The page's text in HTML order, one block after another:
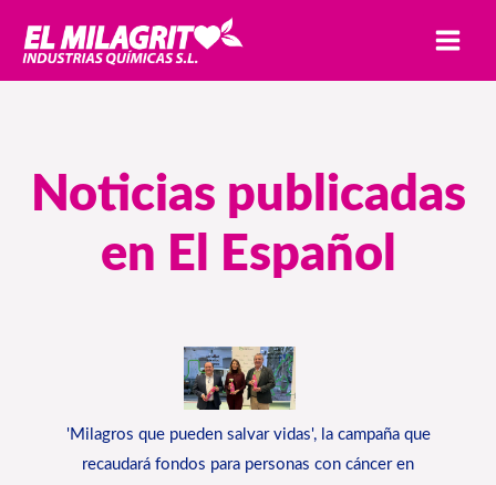
Noticias publicadas
en El Español
'Milagros que pueden salvar vidas', la campaña que
recaudará fondos para personas con cáncer en